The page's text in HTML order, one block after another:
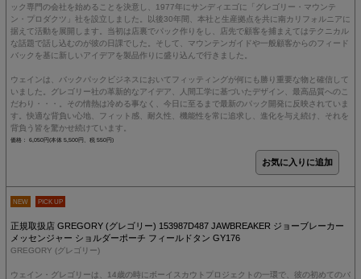
ック専門の会社を始めることを決意し、1977年にサンディエゴに「グレゴリー・マウンテ
ン・プロダクツ」社を設立しました。以後30年間、本社と生産拠点を共に南カリフォルニアに
据えて活動を展開します。当初は店裏でパック作りをし、店先で顧客を捕まえてはテクニカル
な話題で話し込むのが彼の日課でした。そして、マウンテンガイドや一般顧客からのフィード
バックを基に新しいアイデアを製品作りに盛り込んで行きました。
ウェインは、バックパックビジネスにおいてフィッティングが何にも勝り重要な物と確信して
いました。グレゴリー社の革新的なアイデア、人間工学に基づいたデザイン、最高品質へのこ
だわり・・・。その情熱は冷める事なく、今日に至るまで最新のパック開発に反映されていま
す。快適な背負い心地、フィット感、耐久性、機能性を常に追求し、進化を与え続け、それを
背負う皆を驚かせ続けています。
価格： 6,050円(本体 5,500円、税 550円)
NEW PICK UP
正規取扱店 GREGORY (グレゴリー) 153987D487 JAWBREAKER ジョーブレーカー
メッセンジャー ショルダーポーチ フィールドタン GY176
GREGORY (グレゴリー)
ウェイン・グレゴリーは、14歳の時にボーイスカウトプロジェクトの一環で、彼の初めてのバ